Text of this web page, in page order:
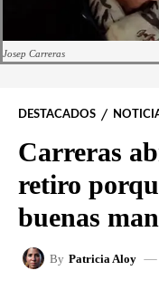
Josep Carreras
DESTACADOS
Carreras
retiro
buenas
By Patricia Aloy